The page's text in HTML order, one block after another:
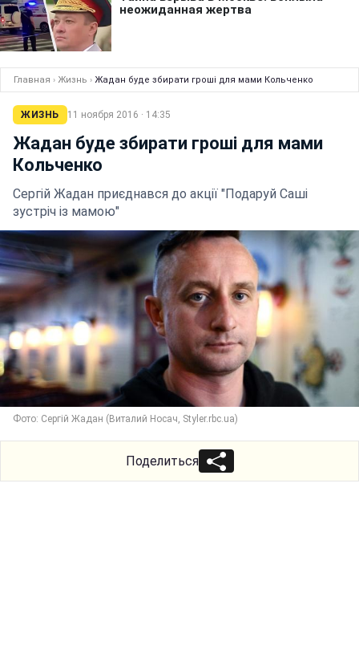
Главная › Жизнь › Жадан буде збирати гроші для мами Кольченко
ЖИЗНЬ 11 ноября 2016 · 14:35
Жадан буде збирати гроші для мами
Кольченко
Сергій Жадан приєднався до акції "Подаруй Саші
зустріч із мамою"
Фото: Сергій Жадан (Виталий Носач, Styler.rbc.ua)
Поделиться